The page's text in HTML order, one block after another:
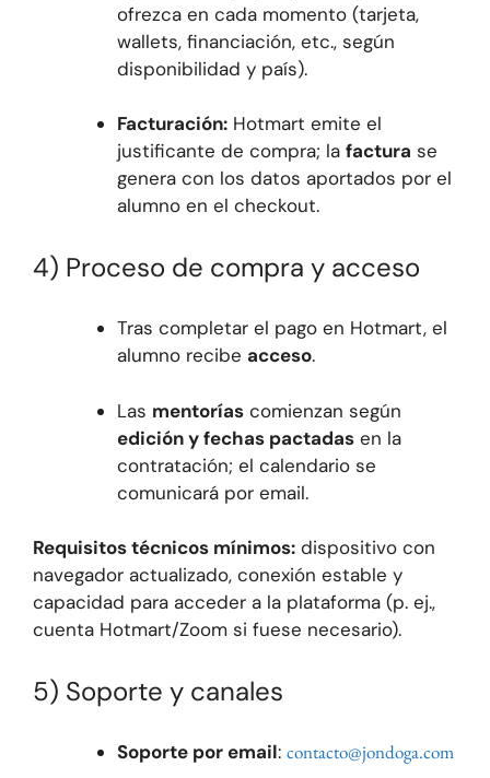
ofrezca en cada momento (tarjeta,
wallets, financiación, etc., según
disponibilidad y país).
Facturación:Hotmart emite el
justificante de compra; la factura se
genera con los datos aportados por el
alumno en el checkout.
4) Proceso de compra y acceso
Tras completar el pago en Hotmart, el
alumno recibe acceso.
Las mentoríascomienzan según
edición y fechas pactadasen la
contratación; el calendario se
comunicará por email.
Requisitos técnicos mínimos: dispositivo con
navegador actualizado, conexión estable y
capacidad para acceder a la plataforma (p. ej.,
cuenta Hotmart/Zoom si fuese necesario).
5) Soporte y canales
Soporte por email: contacto@jondoga.com